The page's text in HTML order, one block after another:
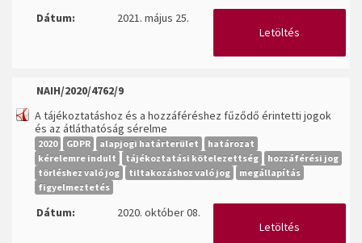
Dátum:
2021. május 25.
Letöltés
NAIH/2020/4762/9
A tájékoztatáshoz és a hozzáféréshez fűződő érintetti jogok
és az átláthatóság sérelme
2020 GDPR alapjogi határterület
határozat
kérelemre indult
tájékoztatási kötelezettség
hozzáférési jog
törléshez való jog
tiltakozáshoz való jog
megállapítás
figyelmeztetés
Dátum:
2020. október 08.
Letöltés